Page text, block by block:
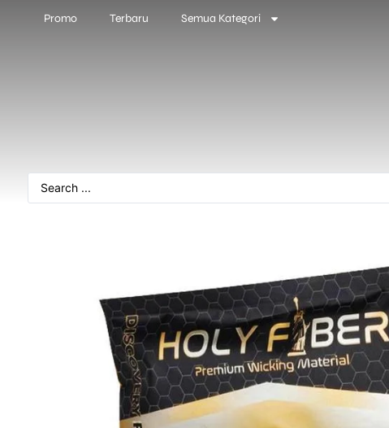
Promo Terbaru Semua Kategori